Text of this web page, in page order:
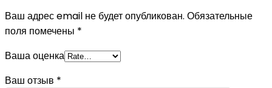
Ваш адрес email не будет опубликован. Обязательные
поля помечены *
Ваша оценка
Ваш отзыв *